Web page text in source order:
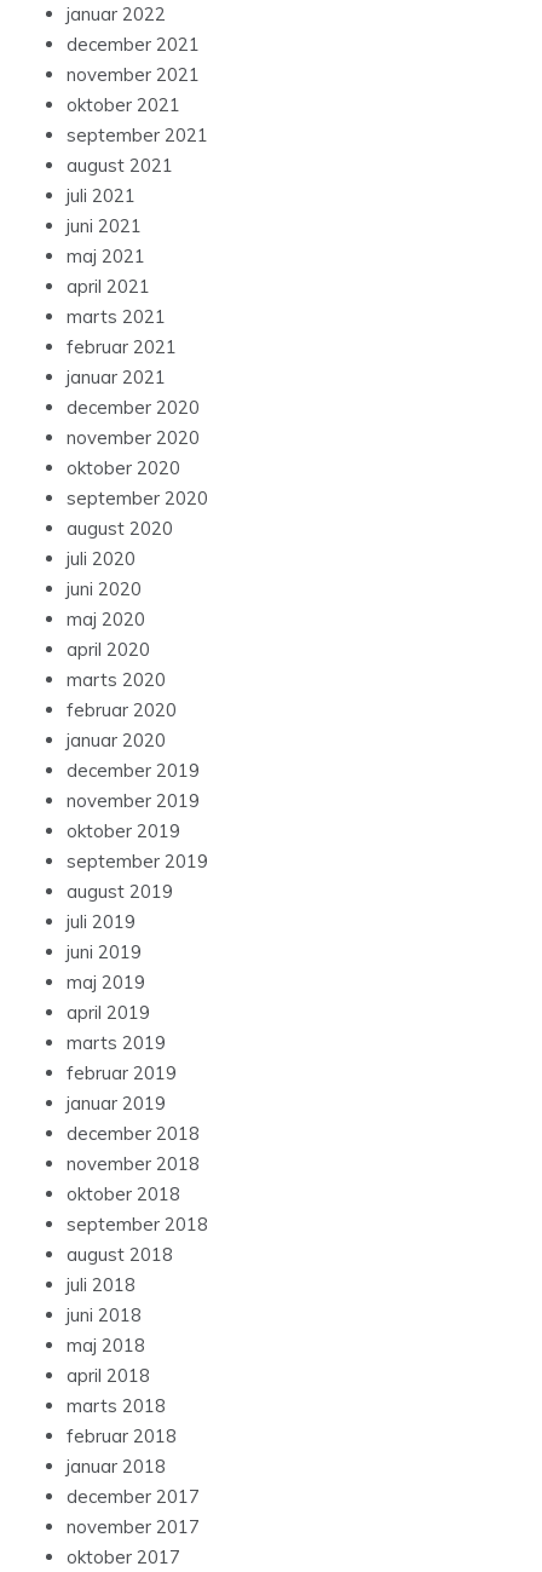
januar 2022
december 2021
november 2021
oktober 2021
september 2021
august 2021
juli 2021
juni 2021
maj 2021
april 2021
marts 2021
februar 2021
januar 2021
december 2020
november 2020
oktober 2020
september 2020
august 2020
juli 2020
juni 2020
maj 2020
april 2020
marts 2020
februar 2020
januar 2020
december 2019
november 2019
oktober 2019
september 2019
august 2019
juli 2019
juni 2019
maj 2019
april 2019
marts 2019
februar 2019
januar 2019
december 2018
november 2018
oktober 2018
september 2018
august 2018
juli 2018
juni 2018
maj 2018
april 2018
marts 2018
februar 2018
januar 2018
december 2017
november 2017
oktober 2017